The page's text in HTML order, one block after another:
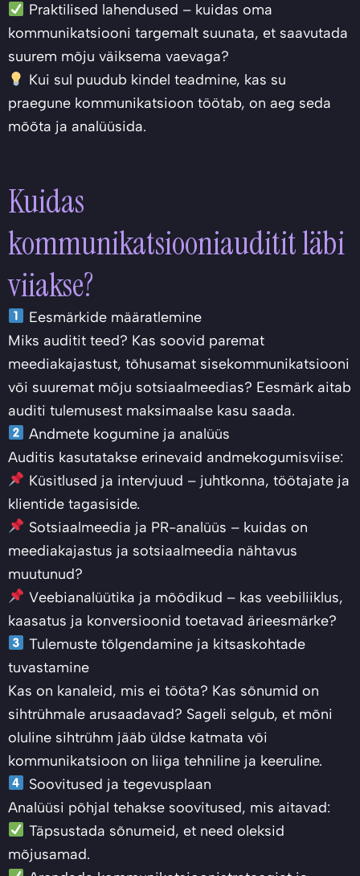
Praktilised lahendused – kuidas oma
kommunikatsiooni targemalt suunata, et saavutada
suurem mõju väiksema vaevaga?
Kui sul puudub kindel teadmine, kas su
praegune kommunikatsioon töötab, on aeg seda
mõõta ja analüüsida.
Kuidas
kommunikatsiooniauditit läbi
viiakse?
Eesmärkide määratlemine
Miks auditit teed? Kas soovid paremat
meediakajastust, tõhusamat sisekommunikatsiooni
või suuremat mõju sotsiaalmeedias? Eesmärk aitab
auditi tulemusest maksimaalse kasu saada.
Andmete kogumine ja analüüs
Auditis kasutatakse erinevaid andmekogumisviise:
Küsitlused ja intervjuud – juhtkonna, töötajate ja
klientide tagasiside.
Sotsiaalmeedia ja PR-analüüs – kuidas on
meediakajastus ja sotsiaalmeedia nähtavus
muutunud?
Veebianalüütika ja mõõdikud – kas veebiliiklus,
kaasatus ja konversioonid toetavad ärieesmärke?
Tulemuste tõlgendamine ja kitsaskohtade
tuvastamine
Kas on kanaleid, mis ei tööta? Kas sõnumid on
sihtrühmale arusaadavad? Sageli selgub, et mõni
oluline sihtrühm jääb üldse katmata või
kommunikatsioon on liiga tehniline ja keeruline.
Soovitused ja tegevusplaan
Analüüsi põhjal tehakse soovitused, mis aitavad:
Täpsustada sõnumeid, et need oleksid
mõjusamad.